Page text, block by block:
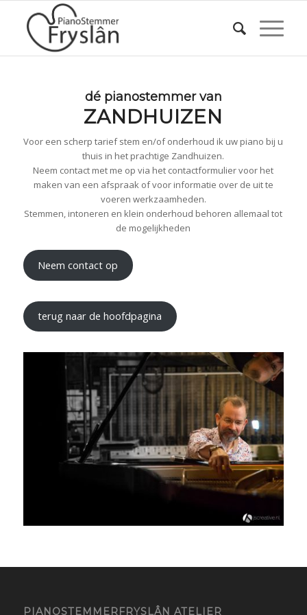
dé pianostemmer van
ZANDHUIZEN
Voor een scherp tarief stem en/of onderhoud ik uw piano bij u
thuis in het prachtige Zandhuizen.
Neem contact met me op via het contactformulier voor het
maken van een afspraak of voor informatie over de uit te
voeren werkzaamheden.
Stemmen, intoneren en klein onderhoud behoren allemaal tot
de mogelijkheden
Neem contact op
terug naar de hoofdpagina
PIANOSTEMMERFRYSLÂN ATELIER